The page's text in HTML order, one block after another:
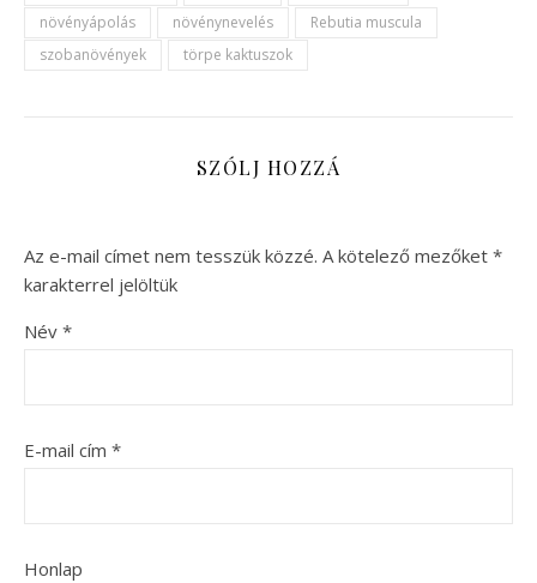
növényápolás
növénynevelés
Rebutia muscula
szobanövények
törpe kaktuszok
SZÓLJ HOZZÁ
Az e-mail címet nem tesszük közzé. A kötelező mezőket *
karakterrel jelöltük
Név *
E-mail cím *
Honlap